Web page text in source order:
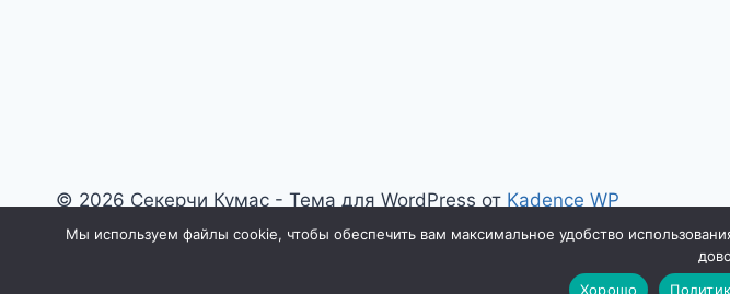
© 2026 Секерчи Кумас - Тема для WordPress от Kadence WP
Мы используем файлы cookie, чтобы обеспечить вам максимальное удобство
Хорошо